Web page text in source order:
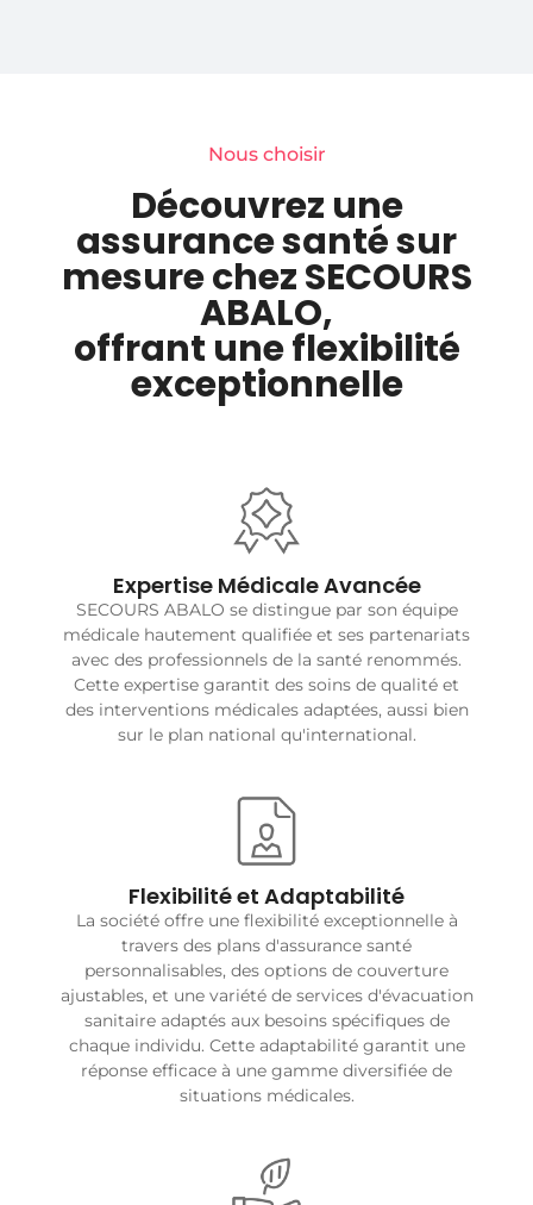
Nous choisir
Découvrez une
assurance santé sur
mesure chez SECOURS
ABALO,
offrant une flexibilité
exceptionnelle
Expertise Médicale Avancée
SECOURS ABALO se distingue par son équipe
médicale hautement qualifiée et ses partenariats
avec des professionnels de la santé renommés.
Cette expertise garantit des soins de qualité et
des interventions médicales adaptées, aussi bien
sur le plan national qu'international.
Flexibilité et Adaptabilité
La société offre une flexibilité exceptionnelle à
travers des plans d'assurance santé
personnalisables, des options de couverture
ajustables, et une variété de services d'évacuation
sanitaire adaptés aux besoins spécifiques de
chaque individu. Cette adaptabilité garantit une
réponse efficace à une gamme diversifiée de
situations médicales.